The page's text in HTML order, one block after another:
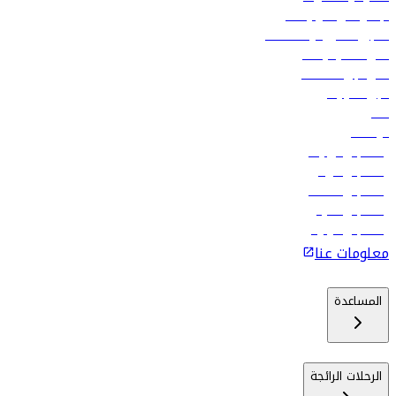
الإعلان على متن رحلاتنا
تسجيل الدخول لوكلاء السفر
أدنى أسعار الرحلات
فلاي دبي للعطلات
تأجير السيارات
فنادق
الوظائف
رحلات إلى تبيليسي
رحلات إلى الرياض
رحلات إلى مسقط
رحلات إلى ماليه
رحلات إلى كولومبو
معلومات عنا
المساعدة
الرحلات الرائجة